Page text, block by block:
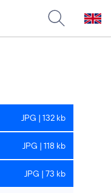
JPG | 132 kb
JPG | 118 kb
JPG | 73 kb